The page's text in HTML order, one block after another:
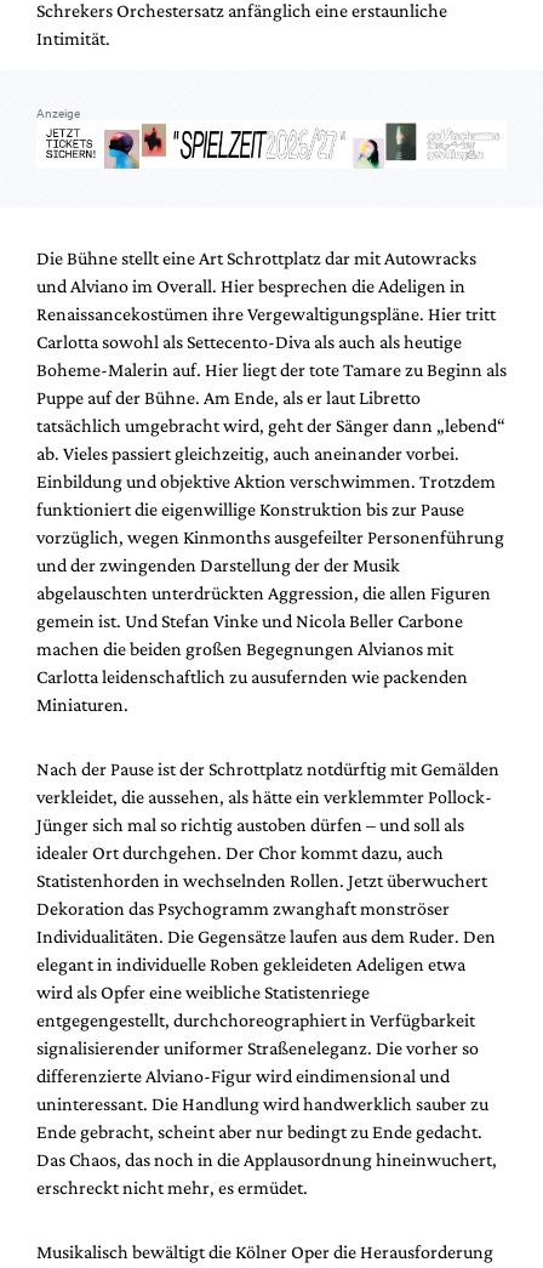
Schrekers Orchestersatz anfänglich eine erstaunliche
Intimität.
Anzeige
Die Bühne stellt eine Art Schrottplatz dar mit Autowracks
und Alviano im Overall. Hier besprechen die Adeligen in
Renaissancekostümen ihre Vergewaltigungspläne. Hier tritt
Carlotta sowohl als Settecento-Diva als auch als heutige
Boheme-Malerin auf. Hier liegt der tote Tamare zu Beginn als
Puppe auf der Bühne. Am Ende, als er laut Libretto
tatsächlich umgebracht wird, geht der Sänger dann „lebend“
ab. Vieles passiert gleichzeitig, auch aneinander vorbei.
Einbildung und objektive Aktion verschwimmen. Trotzdem
funktioniert die eigenwillige Konstruktion bis zur Pause
vorzüglich, wegen Kinmonths ausgefeilter Personenführung
und der zwingenden Darstellung der der Musik
abgelauschten unterdrückten Aggression, die allen Figuren
gemein ist. Und Stefan Vinke und Nicola Beller Carbone
machen die beiden großen Begegnungen Alvianos mit
Carlotta leidenschaftlich zu ausufernden wie packenden
Miniaturen.
Nach der Pause ist der Schrottplatz notdürftig mit Gemälden
verkleidet, die aussehen, als hätte ein verklemmter Pollock-
Jünger sich mal so richtig austoben dürfen – und soll als
idealer Ort durchgehen. Der Chor kommt dazu, auch
Statistenhorden in wechselnden Rollen. Jetzt überwuchert
Dekoration das Psychogramm zwanghaft monströser
Individualitäten. Die Gegensätze laufen aus dem Ruder. Den
elegant in individuelle Roben gekleideten Adeligen etwa
wird als Opfer eine weibliche Statistenriege
entgegengestellt, durchchoreographiert in Verfügbarkeit
signalisierender uniformer Straßeneleganz. Die vorher so
differenzierte Alviano-Figur wird eindimensional und
uninteressant. Die Handlung wird handwerklich sauber zu
Ende gebracht, scheint aber nur bedingt zu Ende gedacht.
Das Chaos, das noch in die Applausordnung hineinwuchert,
erschreckt nicht mehr, es ermüdet.
Musikalisch bewältigt die Kölner Oper die Herausforderung